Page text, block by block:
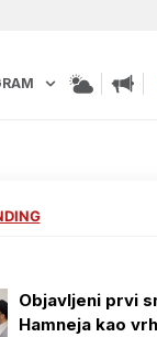
Objavljeni prvi
Hamneja kao